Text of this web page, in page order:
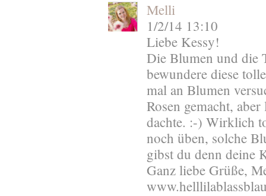
Melli
1/2/14 13:10
Liebe Kessy!
Die Blumen und die
bewundere diese
mal an Blumen
Rosen gemacht,
dachte. :-) Wirklich
noch üben, solche
gibst du denn deine
Ganz liebe Grüße,